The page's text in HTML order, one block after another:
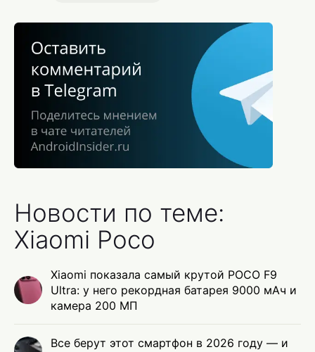
Новости по теме:
Xiaomi Poco
Xiaomi показала самый крутой POCO F9
Ultra: у него рекордная батарея 9000 мАч и
камера 200 МП
Все берут этот смартфон в 2026 году — и